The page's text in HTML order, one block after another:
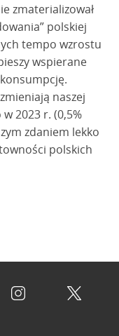
zmaterializował
polskiej
tempo wzrostu
wspierane
naszej
2023 r. (0,5%
zdaniem lekko
polskich